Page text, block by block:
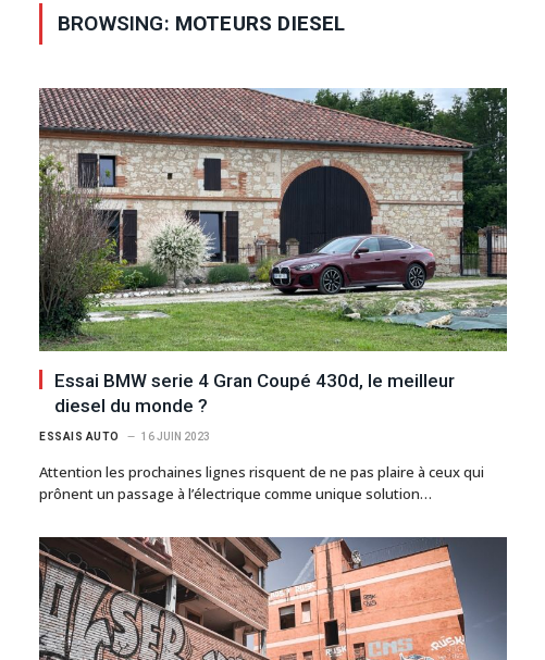
BROWSING: MOTEURS DIESEL
Essai BMW serie 4 Gran Coupé 430d, le meilleur
diesel du monde ?
ESSAIS AUTO 16 JUIN 2023
Attention les prochaines lignes risquent de ne pas plaire à ceux qui
prônent un passage à l’électrique comme unique solution…